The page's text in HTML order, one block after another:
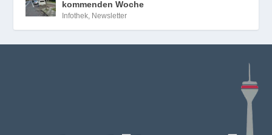
kommenden Woche
Infothek, Newsletter